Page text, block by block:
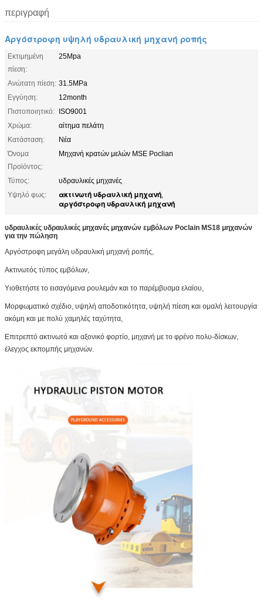
περιγραφή
Αργόστροφη υψηλή υδραυλική μηχανή ροπής
Εκτιμημένη
πίεση:
25Mpa
Ανώτατη πίεση: 31.5MPa
Εγγύηση:
12month
Πιστοποιητικό: ISO9001
Χρώμα:
αίτημα πελάτη
Κατάσταση:
Νέα
Όνομα
Προϊόντος:
Μηχανή κρατών μελών MSE Poclian
Τύπος:
υδραυλικές μηχανές
Υψηλό φως:
ακτινωτή υδραυλική μηχανή,
αργόστροφη υδραυλική μηχανή
υδραυλικές υδραυλικές μηχανές μηχανών εμβόλων Poclain MS18 μηχανών
για την πώληση
Αργόστροφη μεγάλη υδραυλική μηχανή ροπής,
Ακτινωτός τύπος εμβόλων,
Υιοθετήστε το εισαγόμενα ρουλεμάν και το παρέμβυσμα ελαίου,
Μορφωματικό σχέδιο, υψηλή αποδοτικότητα, υψηλή πίεση και ομαλή λειτουργία
ακόμη και με πολύ χαμηλές ταχύτητα,
Επιτρεπτό ακτινωτό και αξονικό φορτίο, μηχανή με το φρένο πολυ-δίσκων,
έλεγχος εκπομπής μηχανών.